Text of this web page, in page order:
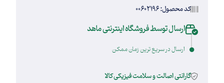
کد محصول: 00602196
ارسال توسط فروشگاه اینترنتی ماهد
ارسال در سریع ترین زمان ممکن
گارانتی اصالت و سلامت فیزیکی کالا